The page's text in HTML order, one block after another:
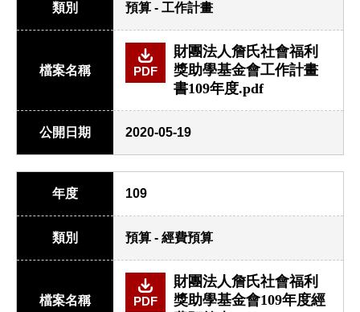
類別 預算 - 工作計畫
檔案名稱 PDF
財團法人詹氏社會福利
獎助學基金會工作計畫
書109年度.pdf
公開日期 2020-05-19
年度 109
類別 預算 - 經費預算
檔案名稱 PDF
財團法人詹氏社會福利
獎助學基金會109年度經